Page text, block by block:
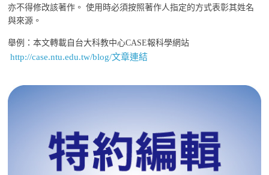
亦不得修改該著作。 使用時必須按照著作人指定的方式表彰其姓名
與來源。
舉例：本文轉載自台大科教中心CASE報科學網站
http://case.ntu.edu.tw/blog/文章連結